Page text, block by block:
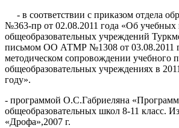
- в соответствии с приказом отдела
№363-пр от 02.08.2011 года «Об учебных
общеобразовательных учреждений
письмом ОО АТМР №1308 от 03.08.2011
методическом сопровождении учебного
общеобразовательных учреждениях в
году».
- программой О.С.Габриеляна
общеобразовательных школ 8-11 класс.
«Дрофа»,2007 г.